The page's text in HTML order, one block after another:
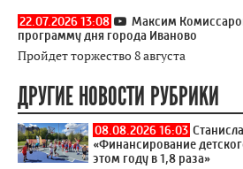
22.07.2026 13:08
Максим
программу дня города Иваново
Пройдет торжество 8 августа
ДРУГИЕ НОВОСТИ РУБРИКИ
08.08.2026 16:03
«Финансирование
этом году в 1,8 раза»